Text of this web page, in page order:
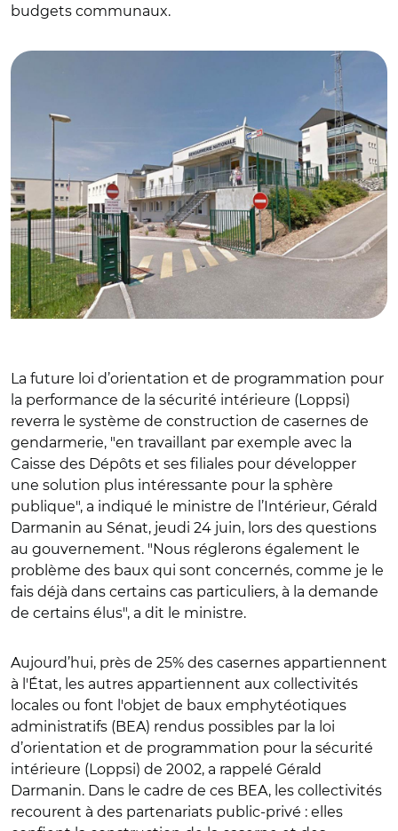
budgets communaux.
© Google street/ Caserne de gendarmerie d'Étupes,
La future loi d’orientation et de programmation pour
la performance de la sécurité intérieure (Loppsi)
reverra le système de construction de casernes de
gendarmerie, "en travaillant par exemple avec la
Caisse des Dépôts et ses filiales pour développer
une solution plus intéressante pour la sphère
publique", a indiqué le ministre de l’Intérieur, Gérald
Darmanin au Sénat, jeudi 24 juin, lors des questions
au gouvernement. "Nous réglerons également le
problème des baux qui sont concernés, comme je le
fais déjà dans certains cas particuliers, à la demande
de certains élus", a dit le ministre.
Aujourd’hui, près de 25% des casernes appartiennent
à l'État, les autres appartiennent aux collectivités
locales ou font l'objet de baux emphytéotiques
administratifs (BEA) rendus possibles par la loi
d’orientation et de programmation pour la sécurité
intérieure (Loppsi) de 2002, a rappelé Gérald
Darmanin. Dans le cadre de ces BEA, les collectivités
recourent à des partenariats public-privé : elles